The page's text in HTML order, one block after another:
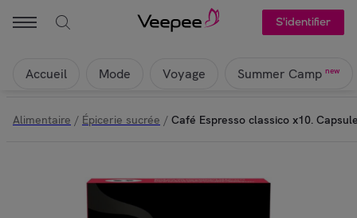
S'identifier
Accueil Mode Voyage Summer Camp new
Alimentaire / Épicerie sucrée / Café Espresso classico x10.
Lavazza - Café Espresso classico x10. Capsules compatibles